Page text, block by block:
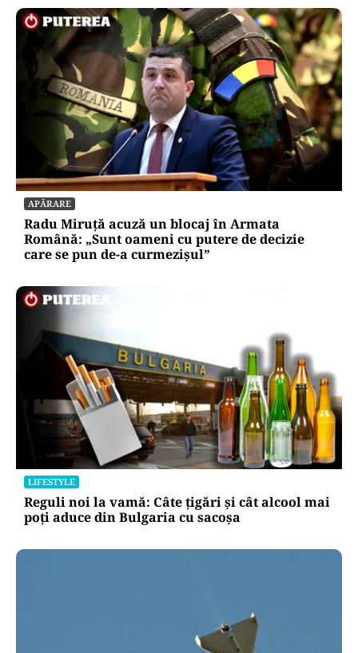
APĂRARE
Radu Miruță acuză un blocaj în Armata
Română: „Sunt oameni cu putere de decizie
care se pun de-a curmezișul”
LIFESTYLE
Reguli noi la vamă: Câte țigări și cât alcool mai
poți aduce din Bulgaria cu sacoșa